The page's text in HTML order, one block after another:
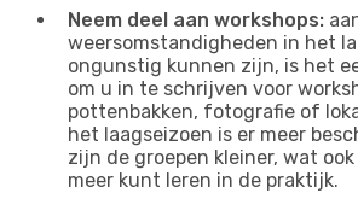
Neem deel aan workshops:
weersomstandigheden in het
ongunstig kunnen zijn, is het
om u in te schrijven voor
pottenbakken, fotografie of
het laagseizoen is er meer
zijn de groepen kleiner, wat
meer kunt leren in de praktijk.